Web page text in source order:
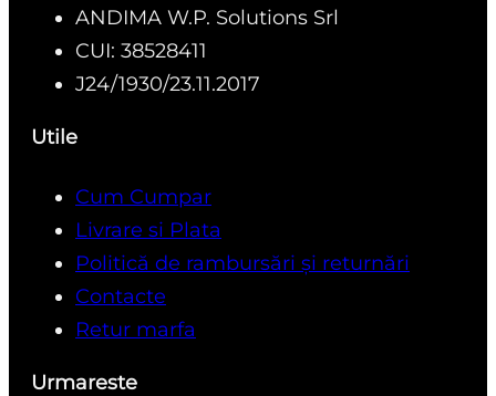
ANDIMA W.P. Solutions Srl
CUI: 38528411
J24/1930/23.11.2017
Utile
Cum Cumpar
Livrare si Plata
Politică de rambursări și returnări
Contacte
Retur marfa
Urmareste